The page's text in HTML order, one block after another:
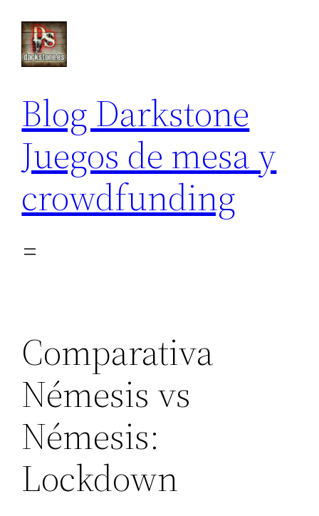
contenido
Blog Darkstone
Juegos de mesa y
crowdfunding
Comparativa
Némesis vs
Némesis:
Lockdown